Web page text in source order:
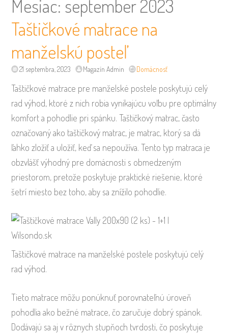
Mesiac: september 2023
Taštičkové matrace na
manželskú posteľ
21 septembra, 2023 Magazín Admin Domácnosť
Taštičkové matrace pre manželské postele poskytujú celý
rad výhod, ktoré z nich robia vynikajúcu voľbu pre optimálny
komfort a pohodlie pri spánku. Taštičkový matrac, často
označovaný ako taštičkový matrac, je matrac, ktorý sa dá
ľahko zložiť a uložiť, keď sa nepoužíva. Tento typ matraca je
obzvlášť výhodný pre domácnosti s obmedzeným
priestorom, pretože poskytuje praktické riešenie, ktoré
šetrí miesto bez toho, aby sa znížilo pohodlie.
Taštičkové matrace na manželské postele poskytujú celý
rad výhod.
Tieto matrace môžu ponúknuť porovnateľnú úroveň
pohodlia ako bežné matrace, čo zaručuje dobrý spánok.
Dodávajú sa aj v rôznych stupňoch tvrdosti, čo poskytuje